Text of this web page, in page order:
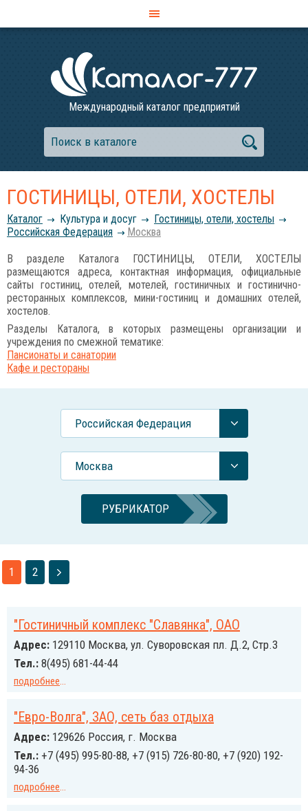
Международный каталог предприятий
ГОСТИНИЦЫ, ОТЕЛИ, ХОСТЕЛЫ
Каталог Культура и досуг
Гостиницы, отели, хостелы
Российcкая Федерация
Москва
В разделе Каталога ГОСТИНИЦЫ, ОТЕЛИ, ХОСТЕЛЫ
размещаются адреса, контактная информация, официальные
сайты гостиниц, отелей, мотелей, гостиничных и гостинично-
ресторанных комплексов, мини-гостиниц и домашних отелей,
хостелов.
Разделы Каталога, в которых размещены организации и
учреждения по смежной тематике:
Пансионаты и санатории
Кафе и рестораны
Российcкая Федерация
Москва
РУБРИКАТОР
1 2
"Гостиничный комплекс "Славянка", ОАО
Адрес: 129110 Москва, ул. Суворовская пл. Д.2, Стр.3
Тел.: 8(495) 681-44-44
подробнее...
"Евро-Волга", ЗАО, сеть баз отдыха
Адрес: 129626 Россия, г. Москва
Тел.: +7 (495) 995-80-88, +7 (915) 726-80-80, +7 (920) 192-
94-36
подробнее...